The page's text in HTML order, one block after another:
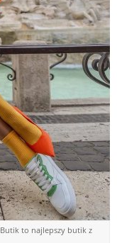
to najlepszy butik z